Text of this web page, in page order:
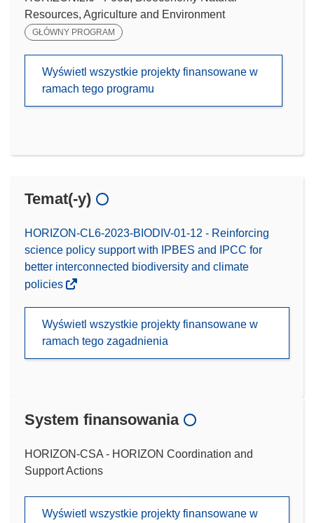
Resources, Agriculture and Environment
GŁÓWNY PROGRAM
Wyświetl wszystkie projekty finansowane w
ramach tego programu
Temat(-y)
HORIZON-CL6-2023-BIODIV-01-12 - Reinforcing
science policy support with IPBES and IPCC for
better interconnected biodiversity and climate
policies
Wyświetl wszystkie projekty finansowane w
ramach tego zagadnienia
System finansowania
HORIZON-CSA - HORIZON Coordination and
Support Actions
Wyświetl wszystkie projekty finansowane w